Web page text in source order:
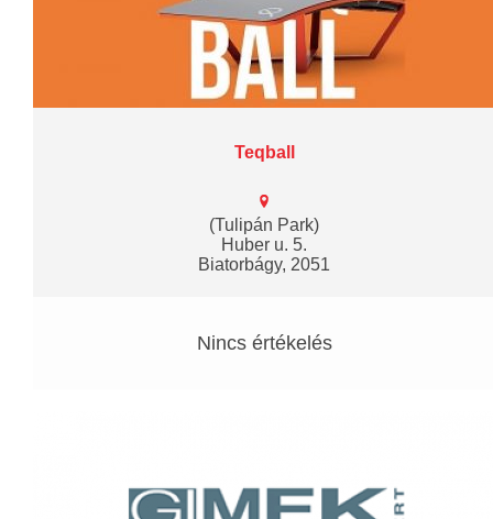
Teqball
(Tulipán Park)
Huber u. 5.
Biatorbágy, 2051
Nincs értékelés